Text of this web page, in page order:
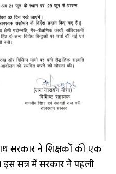
सरकार ने शिक्षकों की एक
इस सत्र में सरकार ने पहली